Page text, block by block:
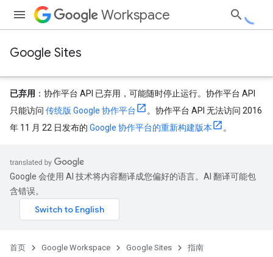
Workspace
Google Sites
已弃用 ：协作平台 API 已弃用，可能随时停止运行。协作平台 API
只能访问 传统版 Google 协作平台
。协作平台 API 无法访问 2016
年 11 月 22 日发布的 Google 协作平台的重新构建版本 。
Google 会使用 AI 技术将内容翻译成您偏好的语言。AI 翻译可能包
含错误。
首页 Google Workspace Google Sites 指南